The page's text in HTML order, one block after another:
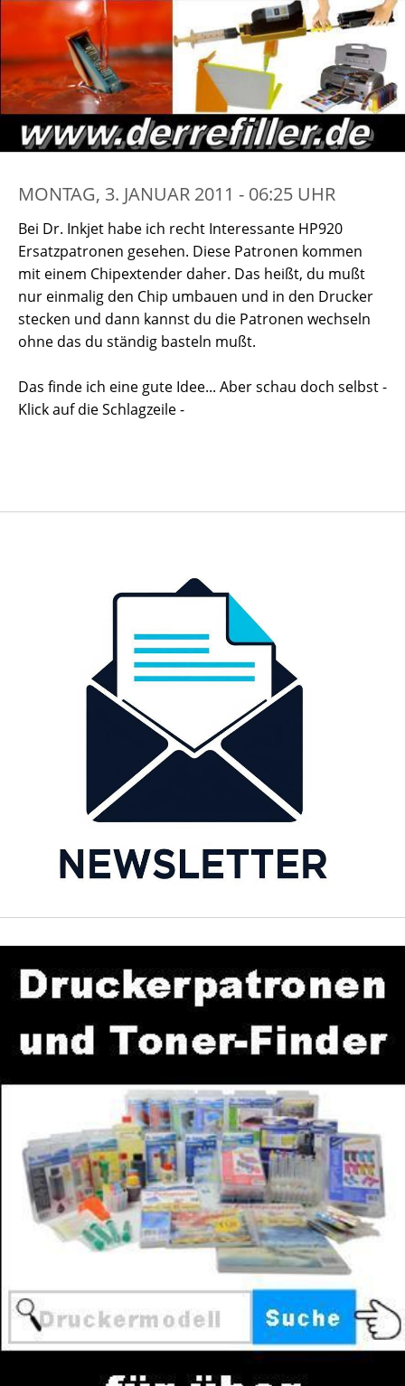
MONTAG, 3. JANUAR 2011 - 06:25 UHR
Bei Dr. Inkjet habe ich recht Interessante HP920
Ersatzpatronen gesehen. Diese Patronen kommen
mit einem Chipextender daher. Das heißt, du mußt
nur einmalig den Chip umbauen und in den Drucker
stecken und dann kannst du die Patronen wechseln
ohne das du ständig basteln mußt.
Das finde ich eine gute Idee... Aber schau doch selbst -
Klick auf die Schlagzeile -